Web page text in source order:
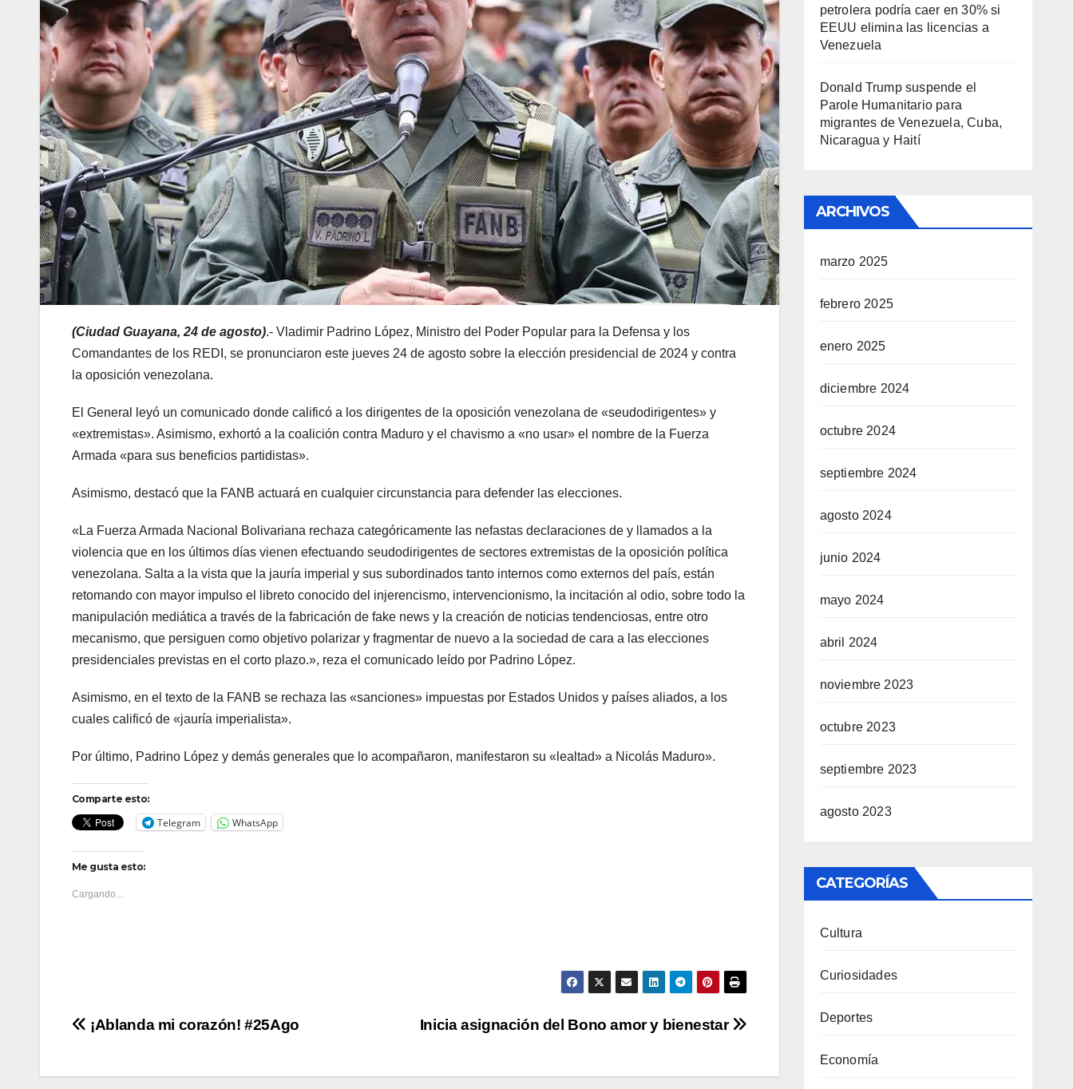
(Ciudad Guayana, 24 de agosto).- Vladimir Padrino López, Ministro del Poder Popular para la Defensa y los
Comandantes de los REDI, se pronunciaron este jueves 24 de agosto sobre la elección presidencial de 2024 y contra
la oposición venezolana.
El General leyó un comunicado donde calificó a los dirigentes de la oposición venezolana de «seudodirigentes» y
«extremistas». Asimismo, exhortó a la coalición contra Maduro y el chavismo a «no usar» el nombre de la Fuerza
Armada «para sus beneficios partidistas».
Asimismo, destacó que la FANB actuará en cualquier circunstancia para defender las elecciones.
«La Fuerza Armada Nacional Bolivariana rechaza categóricamente las nefastas declaraciones de y llamados a la
violencia que en los últimos días vienen efectuando seudodirigentes de sectores extremistas de la oposición política
venezolana. Salta a la vista que la jauría imperial y sus subordinados tanto internos como externos del país, están
retomando con mayor impulso el libreto conocido del injerencismo, intervencionismo, la incitación al odio, sobre todo la
manipulación mediática a través de la fabricación de fake news y la creación de noticias tendenciosas, entre otro
mecanismo, que persiguen como objetivo polarizar y fragmentar de nuevo a la sociedad de cara a las elecciones
presidenciales previstas en el corto plazo.», reza el comunicado leído por Padrino López.
Asimismo, en el texto de la FANB se rechaza las «sanciones» impuestas por Estados Unidos y países aliados, a los
cuales calificó de «jauría imperialista».
Por último, Padrino López y demás generales que lo acompañaron, manifestaron su «lealtad» a Nicolás Maduro».
Comparte esto:
Telegram WhatsApp
Me gusta esto:
Cargando...
Navegación
Inicia asignación del Bono amor y bienestar
¡Ablanda mi corazón! #25Ago
petrolera podría caer en 30% si
EEUU elimina las licencias a
Venezuela
Donald Trump suspende el
Parole Humanitario para
migrantes de Venezuela, Cuba,
Nicaragua y Haití
ARCHIVOS
marzo 2025
febrero 2025
enero 2025
diciembre 2024
octubre 2024
septiembre 2024
agosto 2024
junio 2024
mayo 2024
abril 2024
noviembre 2023
octubre 2023
septiembre 2023
agosto 2023
CATEGORÍAS
Cultura
Curiosidades
Deportes
Economía